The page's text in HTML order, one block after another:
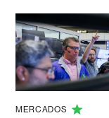
MERCADOS